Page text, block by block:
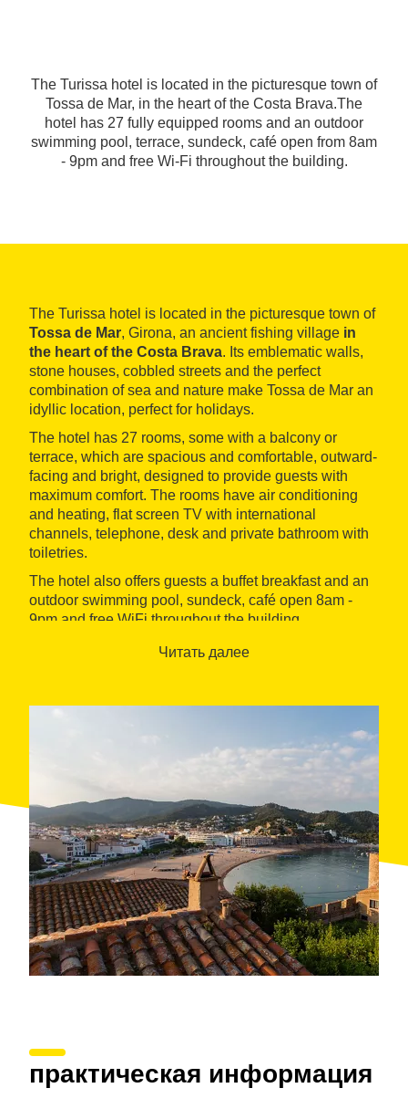
The Turissa hotel is located in the picturesque town of
Tossa de Mar, in the heart of the Costa Brava.The
hotel has 27 fully equipped rooms and an outdoor
swimming pool, terrace, sundeck, café open from 8am
- 9pm and free Wi-Fi throughout the building.
The Turissa hotel is located in the picturesque town of
Tossa de Mar, Girona, an ancient fishing village in
the heart of the Costa Brava. Its emblematic walls,
stone houses, cobbled streets and the perfect
combination of sea and nature make Tossa de Mar an
idyllic location, perfect for holidays.
The hotel has 27 rooms, some with a balcony or
terrace, which are spacious and comfortable, outward-
facing and bright, designed to provide guests with
maximum comfort. The rooms have air conditioning
and heating, flat screen TV with international
channels, telephone, desk and private bathroom with
toiletries.
The hotel also offers guests a buffet breakfast and an
outdoor swimming pool, sundeck, café open 8am -
9pm and free WiFi throughout the building.
Читать далее
практическая информация